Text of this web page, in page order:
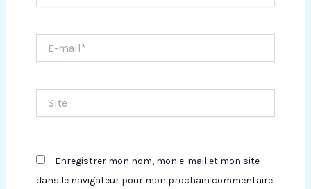
mail*
Enregistrer mon nom, mon e-mail et mon site
dans le navigateur pour mon prochain commentaire.